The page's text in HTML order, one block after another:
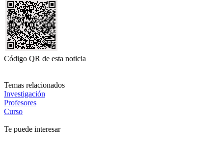
Código QR de esta noticia
Temas relacionados
Investigación
Profesores
Curso
Te puede interesar